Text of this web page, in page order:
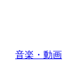
音楽・動画